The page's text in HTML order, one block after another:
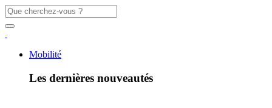
Mobilité
Les dernières nouveautés